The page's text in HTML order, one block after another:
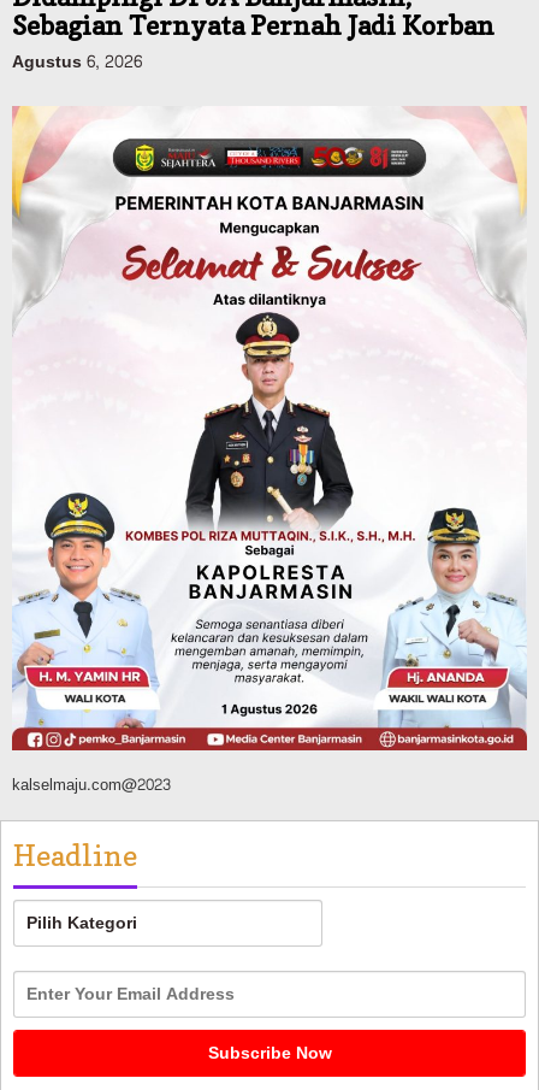
Dinas PUPR Kalsel Pembangunan
Pemerintah Janji Tingkatkan Fasilitas
Keselamatan Jalan Alternatif
Banjarbaru–Batulicin
Agustus 6, 2026
Dinas Kehutanan Kalsel
Tahura Sultan Adam Sempat Alami
Kebakaran Lahan, Api Berhasil
Dipadamkan, Kadishut Kalsel
Memimpin Langsung Aksi di Lapangan
Advertorial Pemkab Balangan
Silaturahmi ke DPRD Balangan, Kapolres
AKBP Arif Mansyur Perkuat Koordinasi
Keamanan Daerah
Agustus 6, 2026
kalselmaju.com@2023
Headline
Headline